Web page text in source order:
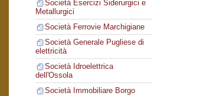
Società Esercizi Siderurgici e
Metallurgici
Società Ferrovie Marchigiane
Società Generale Pugliese di
elettricità
Società Idroelettrica
dell'Ossola
Società Immobiliare Borgo